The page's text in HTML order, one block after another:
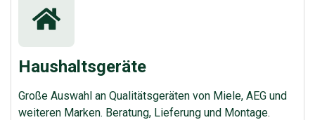
Haushaltsgeräte
Große Auswahl an Qualitätsgeräten von Miele, AEG und
weiteren Marken. Beratung, Lieferung und Montage.